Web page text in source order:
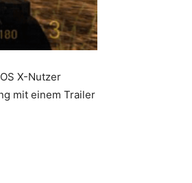
X-Nutzer
mit einem Trailer